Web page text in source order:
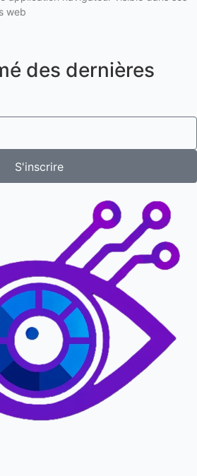
web
des dernières
S'inscrire